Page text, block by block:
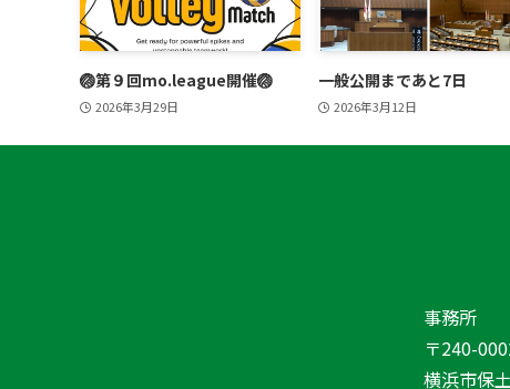
🏐第９回mo.league開催🏐
2026年3月29日
一般公開まであと7日
2026年3月12日
事務所
〒240-
横浜市保